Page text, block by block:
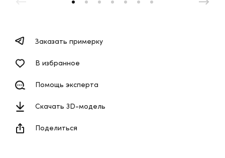
Заказать примерку
В избранное
Помощь эксперта
Скачать 3D-модель
Поделиться